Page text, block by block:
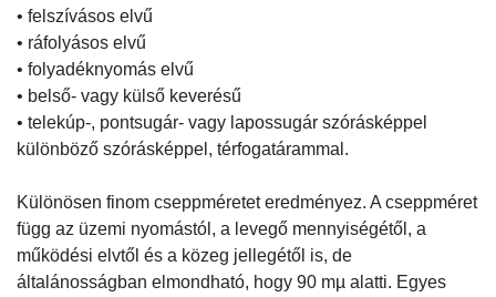
• felszívásos elvű
• ráfolyásos elvű
• folyadéknyomás elvű
• belső- vagy külső keverésű
• telekúp-, pontsugár- vagy lapossugár szórásképpel
különböző szórásképpel, térfogatárammal.
Különösen finom cseppméretet eredményez. A cseppméret
függ az üzemi nyomástól, a levegő mennyiségétől, a
működési elvtől és a közeg jellegétől is, de
általánosságban elmondható, hogy 90 mµ alatti. Egyes